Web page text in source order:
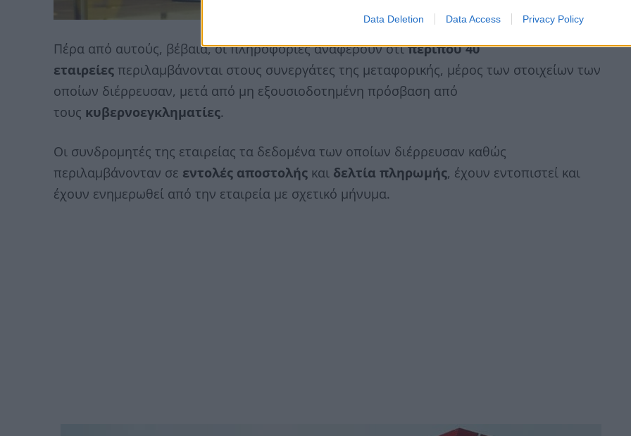
Data Deletion Data Access Privacy Policy
Πέρα από αυτούς, βέβαια, οι πληροφορίες αναφέρουν ότιπερίπου 40
εταιρείες περιλαμβάνονται στους συνεργάτες της μεταφορικής, μέρος των στοιχείων των
οποίων διέρρευσαν, μετά από μη εξουσιοδοτημένη πρόσβαση από
τους κυβερνοεγκληματίες.
Οι συνδρομητές της εταιρείας τα δεδομένα των οποίων διέρρευσαν καθώς
περιλαμβάνονταν σε εντολές αποστολής και δελτία πληρωμής, έχουν εντοπιστεί και
έχουν ενημερωθεί από την εταιρεία με σχετικό μήνυμα.